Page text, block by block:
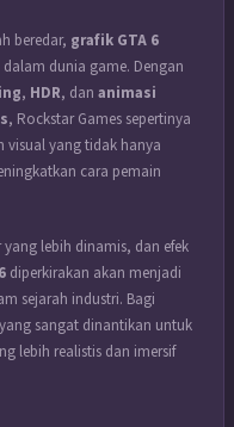
beredar, grafik GTA 6
dunia game. Dengan
, HDR, dan animasi
, Rockstar Games sepertinya
visual yang tidak hanya
cara pemain
lebih dinamis, dan efek
diperkirakan akan menjadi
sejarah industri. Bagi
sangat dinantikan untuk
lebih realistis dan imersif